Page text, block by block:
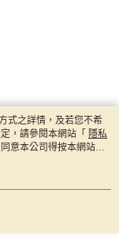
式之詳情，及若您不希
，請參閱本網站「 隱私
意本公司得按本網站使